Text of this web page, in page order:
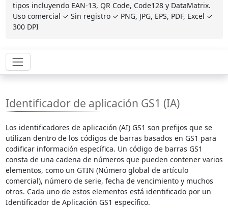
tipos incluyendo EAN-13, QR Code, Code128 y DataMatrix.
Uso comercial ✓ Sin registro ✓ PNG, JPG, EPS, PDF, Excel ✓
300 DPI
Identificador de aplicación GS1 (IA)
Los identificadores de aplicación (AI) GS1 son prefijos que se
utilizan dentro de los códigos de barras basados en GS1 para
codificar información específica. Un código de barras GS1
consta de una cadena de números que pueden contener varios
elementos, como un GTIN (Número global de artículo
comercial), número de serie, fecha de vencimiento y muchos
otros. Cada uno de estos elementos está identificado por un
Identificador de Aplicación GS1 específico.